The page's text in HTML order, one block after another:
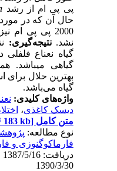
پی پی ام از رشد‌
حال آن که در مورد
2000 پی پی ام
نشد.نتیجه‌گیری:
گیاه نعناع فلفلی در
گیاهی می‏باشد.
بهترین حلال برای
گیاه می‌باشد.
واژه‌های کلیدی:نعناع
دیسک کاغذی،
متن کامل[PDF 183 kb]
نوع مطالعه:پژوهشی|
فارماكوگنوزی و
1390/3/30